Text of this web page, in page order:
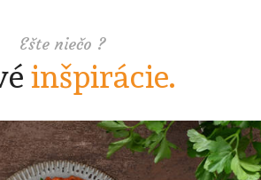
Ešte niečo ?
inšpirácie.